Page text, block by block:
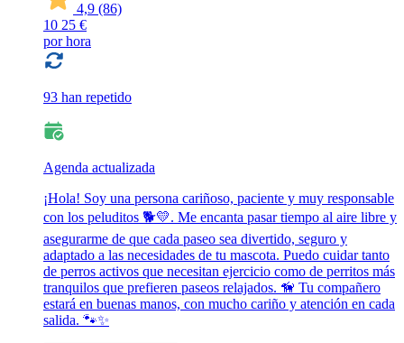
4,9 (86)
10 25 €
por hora
93 han repetido
Agenda actualizada
¡Hola! Soy una persona cariñoso, paciente y muy responsable
con los peluditos 🐕💛. Me encanta pasar tiempo al aire libre y
asegurarme de que cada paseo sea divertido, seguro y
adaptado a las necesidades de tu mascota. Puedo cuidar tanto
de perros activos que necesitan ejercicio como de perritos más
tranquilos que prefieren paseos relajados. 🦮 Tu compañero
estará en buenas manos, con mucho cariño y atención en cada
salida. 🐾✨